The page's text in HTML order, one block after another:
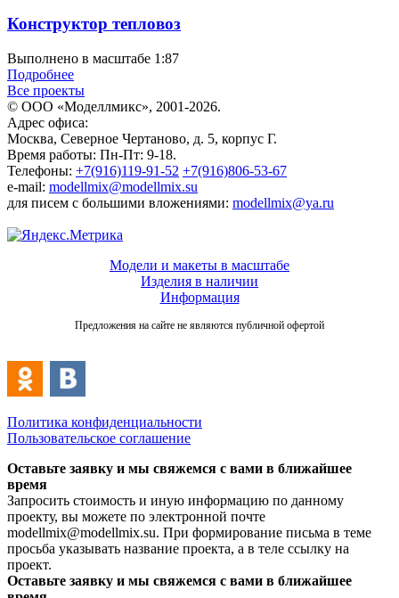
Конструктор тепловоз
Выполнено в масштабе 1:87
Подробнее
Все проекты
© ООО «Моделлмикс», 2001-2026.
Адрес офиса:
Москва, Северное Чертаново, д. 5, корпус Г.
Время работы: Пн-Пт: 9-18.
Телефоны: +7(916)119-91-52 +7(916)806-53-67
e-mail: modellmix@modellmix.su
для писем с большими вложениями: modellmix@ya.ru
Модели и макеты в масштабе
Изделия в наличии
Информация
Предложения на сайте не являются публичной офертой
Политика конфиденциальности
Пользовательское соглашение
Оставьте заявку и мы свяжемся с вами в ближайшее
время
Запросить стоимость и иную информацию по данному
проекту, вы можете по электронной почте
modellmix@modellmix.su. При формирование письма в теме
просьба указывать название проекта, а в теле ссылку на
проект.
Оставьте заявку и мы свяжемся с вами в ближайшее